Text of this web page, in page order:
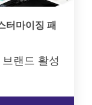
터마이징 패
랜드 활성